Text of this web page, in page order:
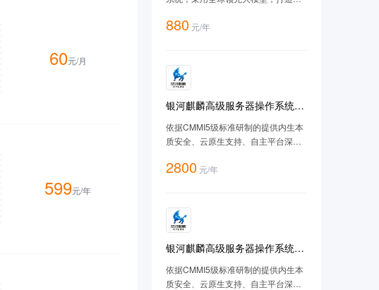
60元/月
599元/年
天一样简单，让客户搜到您的网站，
880 元/年
银河麒麟高级服务器操作系统
V10（SP3-2403）-X86版
依据CMMI5级标准研制的提供内生本
质安全、云原生支持、自主平台深入
服务器操作系统。
2800 元/年
银河麒麟高级服务器操作系统
V10（SP3-2403）-ARM版
依据CMMI5级标准研制的提供内生本
质安全、云原生支持、自主平台深入